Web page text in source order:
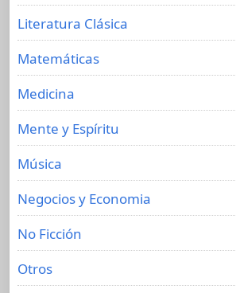
Literatura Clásica
Matemáticas
Medicina
Mente y Espíritu
Música
Negocios y Economia
No Ficción
Otros